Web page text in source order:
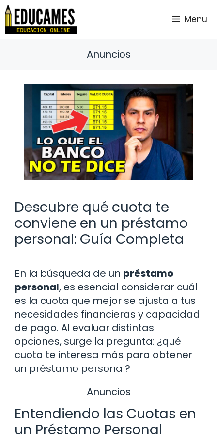
Saltar
contenido
Menu
Anuncios
Descubre qué cuota te
conviene en un préstamo
personal: Guía Completa
En la búsqueda de un préstamo
personal, es esencial considerar cuál
es la cuota que mejor se ajusta a tus
necesidades financieras y capacidad
de pago. Al evaluar distintas
opciones, surge la pregunta: ¿qué
cuota te interesa más para obtener
un préstamo personal?
Anuncios
Entendiendo las Cuotas en
un Préstamo Personal